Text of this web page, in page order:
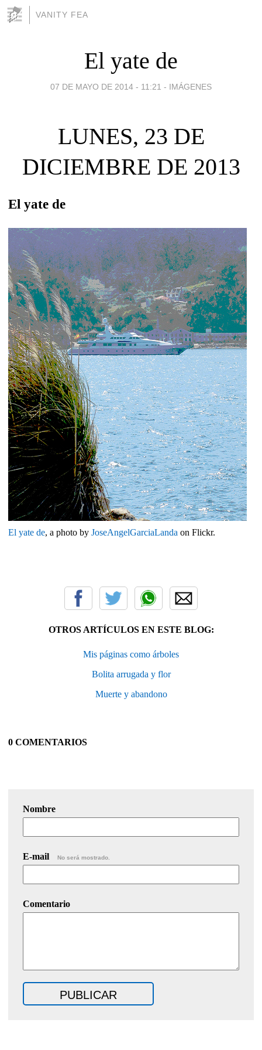
VANITY FEA
El yate de
07 DE MAYO DE 2014 - 11:21 - IMÁGENES
LUNES, 23 DE
DICIEMBRE DE 2013
El yate de
El yate de, a photo by JoseAngelGarciaLanda on Flickr.
OTROS ARTÍCULOS EN ESTE BLOG:
Mis páginas como árboles
Bolita arrugada y flor
Muerte y abandono
0 COMENTARIOS
Nombre
E-mail No será mostrado.
Comentario